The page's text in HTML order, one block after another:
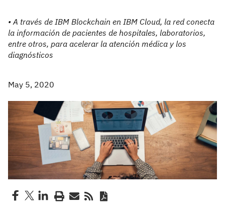
• A través de IBM Blockchain en IBM Cloud, la red conecta
la información de pacientes de hospitales, laboratorios,
entre otros, para acelerar la atención médica y los
diagnósticos
May 5, 2020